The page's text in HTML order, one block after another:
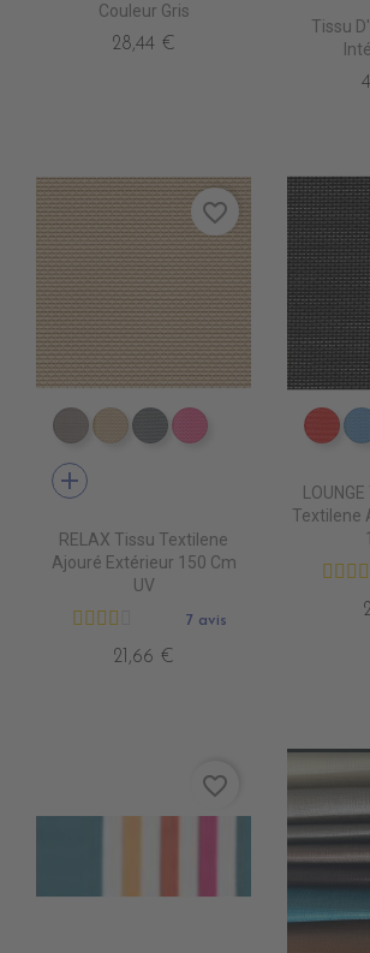
Couleur Gris
28,44 €
Tissu
DB0104 TAUPE
DB0113 BEIGE
DB0114 GRIS FONCE
DB0112 FUSHIA
add
RELAX Tissu Textilene
Ajouré Extérieur 150 Cm
UV
7 avis
21,66 €
favorite_border
Textilene
favorite_border